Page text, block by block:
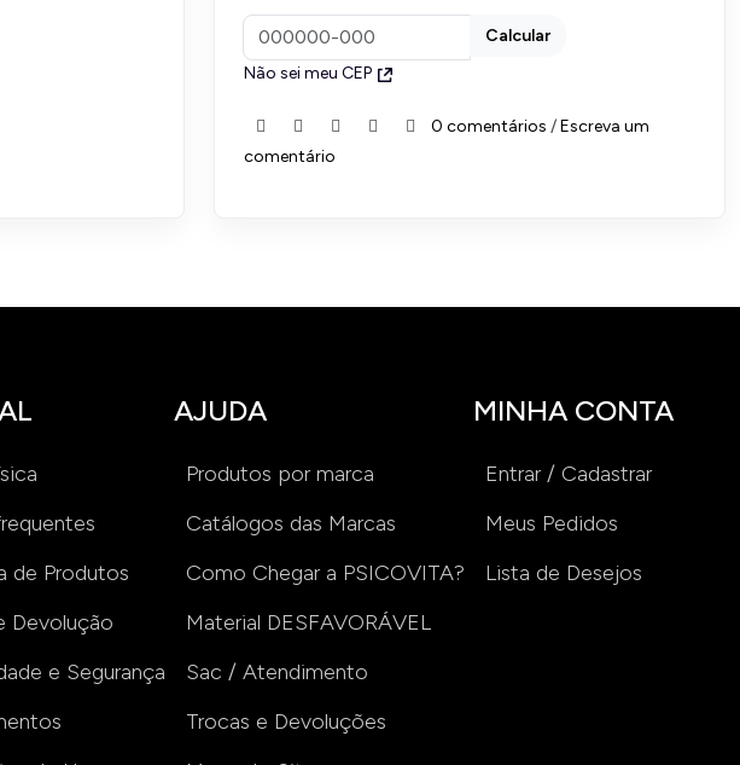
Calcular
Não sei meu CEP
0 comentários /Escreva um
comentário
de Produtos
Devolução
e Segurança
AJUDA
Produtos por marca
Catálogos das Marcas
Como Chegar a PSICOVITA?
Material DESFAVORÁVEL
Sac / Atendimento
Trocas e Devoluções
MINHA CONTA
Entrar / Cadastrar
Meus Pedidos
Lista de Desejos